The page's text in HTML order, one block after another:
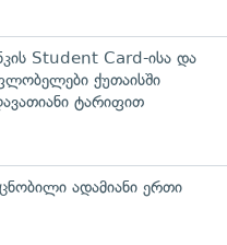
Student Card-ისა და
ქუთაისში
ტარიფით
ადამიანი ერთი